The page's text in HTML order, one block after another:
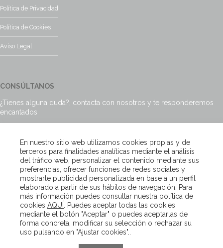
Política de Privacidad
Política de Cookies
Aviso Legal
CONSÚLTANOS
¿Tienes alguna duda?, contacta con nosotros y te responderemos
encantados
Escríbenos
Copyright – Van Beveren 2020
En nuestro sitio web utilizamos cookies propias y de
terceros para finalidades analíticas mediante el análisis
del tráfico web, personalizar el contenido mediante sus
preferencias, ofrecer funciones de redes sociales y
mostrarle publicidad personalizada en base a un perfil
elaborado a partir de sus hábitos de navegación. Para
más información puedes consultar nuestra política de
cookies AQUÍ
. Puedes aceptar todas las cookies
mediante el botón "Aceptar" o puedes aceptarlas de
forma concreta, modificar su selección o rechazar su
uso pulsando en "Ajustar cookies"..